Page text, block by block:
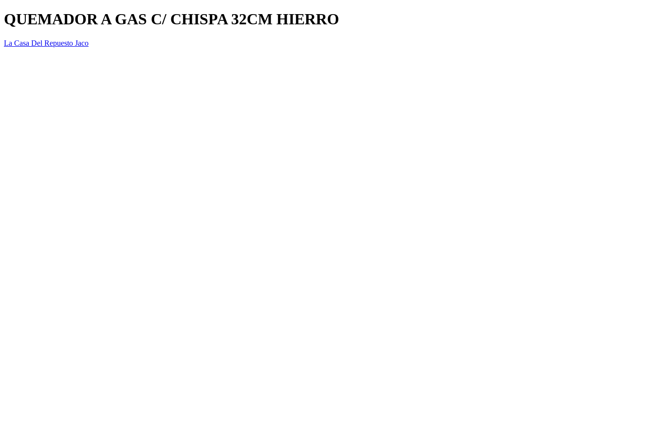
QUEMADOR A GAS C/ CHISPA 32CM HIERRO
La Casa Del Repuesto Jaco